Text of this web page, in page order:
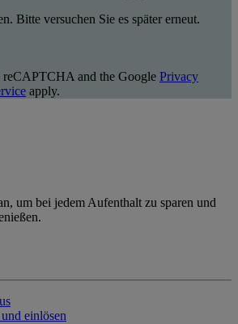
Bitte versuchen Sie es später erneut.
reCAPTCHA and the Google Privacy
apply.
um bei jedem Aufenthalt zu sparen und
einlösen